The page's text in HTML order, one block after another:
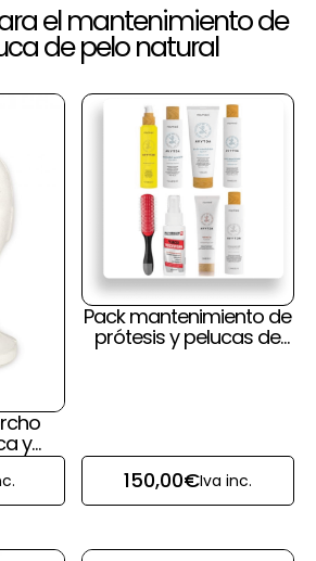
el mantenimiento de
de pelo natural
y
Pack mantenimiento de
prótesis y pelucas de
pelo natural y cuero
150,00€Iva inc.